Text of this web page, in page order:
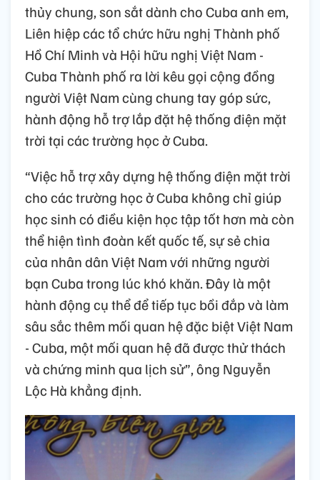
thủy chung, son sắt dành cho Cuba anh em,
Liên hiệp các tổ chức hữu nghị Thành phố
Hồ Chí Minh và Hội hữu nghị Việt Nam -
Cuba Thành phố ra lời kêu gọi cộng đồng
người Việt Nam cùng chung tay góp sức,
hành động hỗ trợ lắp đặt hệ thống điện mặt
trời tại các trường học ở Cuba.
“Việc hỗ trợ xây dựng hệ thống điện mặt trời
cho các trường học ở Cuba không chỉ giúp
học sinh có điều kiện học tập tốt hơn mà còn
thể hiện tình đoàn kết quốc tế, sự sẻ chia
của nhân dân Việt Nam với những người
bạn Cuba trong lúc khó khăn. Đây là một
hành động cụ thể để tiếp tục bồi đắp và làm
sâu sắc thêm mối quan hệ đặc biệt Việt Nam
- Cuba, một mối quan hệ đã được thử thách
và chứng minh qua lịch sử”, ông Nguyễn
Lộc Hà khẳng định.